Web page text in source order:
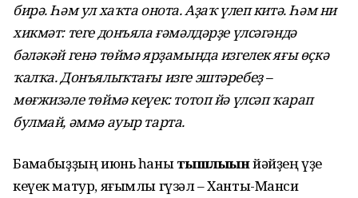
бирә. Һәм ул хаҡта онота. Аҙаҡ үлеп китә. Һәм ни
хикмәт: теге донъяла ғәмәлдәрҙе үлсәгәндә
бәләкәй генә төймә ярҙамында изгелек яғы өҫкә
ҡалҡа. Донъялыҡтағы изге эштәребеҙ –
мөғжизәле төймә кеүек: тотоп йә үлсәп ҡарап
булмай, әммә ауыр тарта.
Баҫмабыҙҙың июнь һанытышлығынйәйҙең үҙе
кеүек матур, яғымлы гүзәл – Ханты-Манси